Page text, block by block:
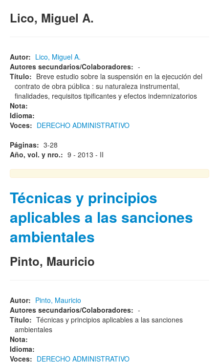
Lico, Miguel A.
Autor: Lico, Miguel A.
Autores secundarios/Colaboradores: -
Título: Breve estudio sobre la suspensión en la ejecución del
contrato de obra pública : su naturaleza instrumental,
finalidades, requisitos tipificantes y efectos indemnizatorios
Nota:
Idioma:
Voces: DERECHO ADMINISTRATIVO
Páginas: 3-28
Año, vol. y nro.: 9 - 2013 - II
Técnicas y principios
aplicables a las sanciones
ambientales
Pinto, Mauricio
Autor: Pinto, Mauricio
Autores secundarios/Colaboradores: -
Título: Técnicas y principios aplicables a las sanciones
ambientales
Nota:
Idioma:
Voces: DERECHO ADMINISTRATIVO